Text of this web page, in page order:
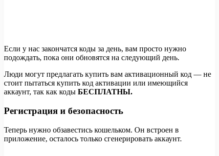
Если у нас закончатся коды за день, вам просто нужно
подождать, пока они обновятся на следующий день.
Люди могут предлагать купить вам активационный код — не
стоит пытаться купить код активации или имеющийся
аккаунт, так как коды БЕСПЛАТНЫ.
Регистрация и безопасность
Теперь нужно обзавестись кошельком. Он встроен в
приложение, осталось только сгенерировать аккаунт.